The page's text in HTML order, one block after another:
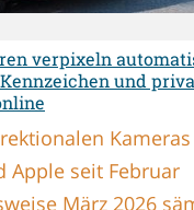
verpixeln
und
Apple seit Februar
März 2026